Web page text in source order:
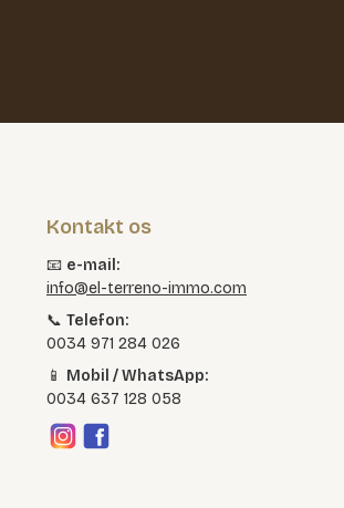
Kontakt os
📧 e-mail:
info@el-terreno-immo.com
📞 Telefon:
0034 971 284 026
📱 Mobil / WhatsApp:
0034 637 128 058